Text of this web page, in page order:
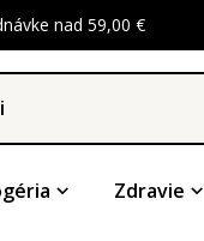
nad 59,00 €
Zdravie